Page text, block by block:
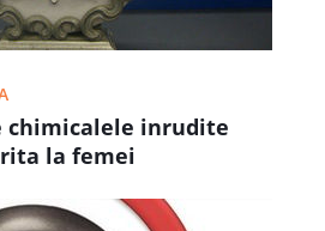
chimicalele inrudite
la femei